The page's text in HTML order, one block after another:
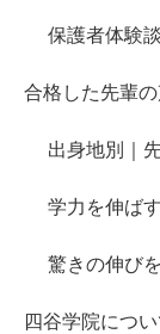
保護者体験談
合格した先輩
出身地別｜
学力を伸ば
驚きの伸び
四谷学院につい